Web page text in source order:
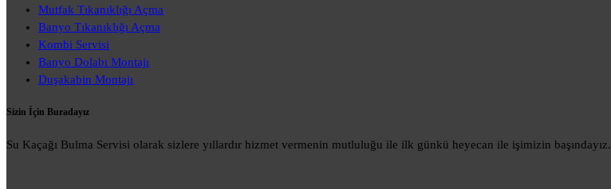
Mutfak Tıkanıklığı Açma
Banyo Tıkanıklığı Açma
Kombi Servisi
Banyo Dolabı Montajı
Duşakabin Montajı
Sizin İçin Buradayız
Su Kaçağı Bulma Servisi olarak sizlere yıllardır hizmet vermenin mutluluğu ile ilk günkü heyecan ile işimizin başındayız.